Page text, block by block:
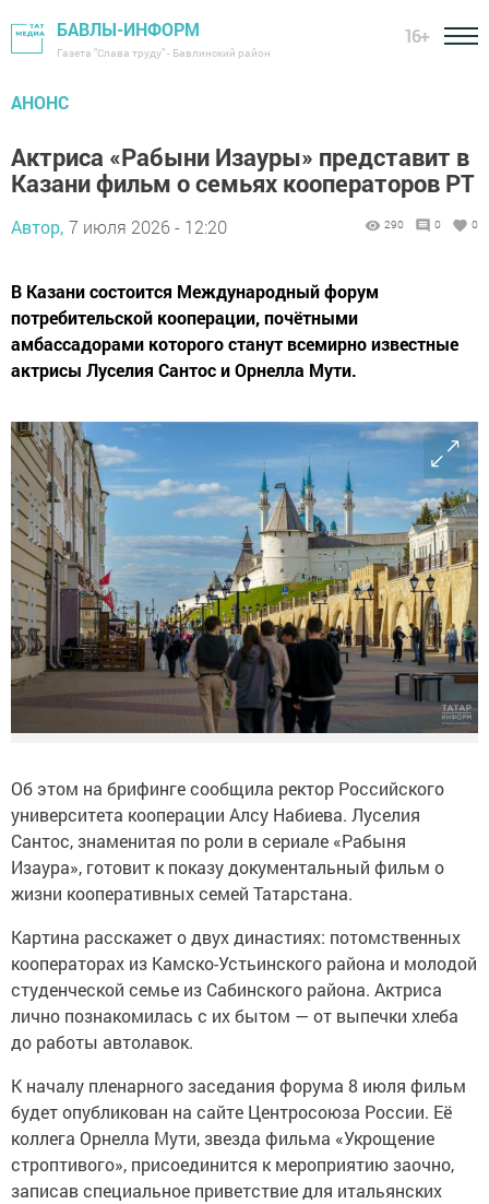
БАВЛЫ-ИНФОРМ
Газета "Слава труду" - Бавлинский район
16+
АНОНС
Актриса «Рабыни Изауры» представит в
Казани фильм о семьях кооператоров РТ
Автор, 7 июля 2026 - 12:20 290 0 0
В Казани состоится Международный форум
потребительской кооперации, почётными
амбассадорами которого станут всемирно известные
актрисы Луселия Сантос и Орнелла Мути.
Об этом на брифинге сообщила ректор Российского
университета кооперации Алсу Набиева. Луселия
Сантос, знаменитая по роли в сериале «Рабыня
Изаура», готовит к показу документальный фильм о
жизни кооперативных семей Татарстана.
Картина расскажет о двух династиях: потомственных
кооператорах из Камско-Устьинского района и молодой
студенческой семье из Сабинского района. Актриса
лично познакомилась с их бытом — от выпечки хлеба
до работы автолавок.
К началу пленарного заседания форума 8 июля фильм
будет опубликован на сайте Центросоюза России. Её
коллега Орнелла Мути, звезда фильма «Укрощение
строптивого», присоединится к мероприятию заочно,
записав специальное приветствие для итальянских